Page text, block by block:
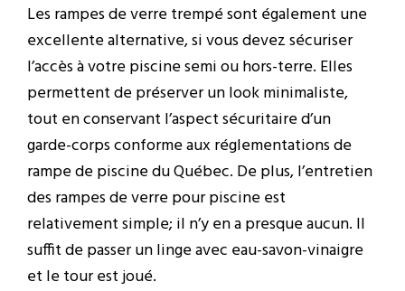
Les rampes de verre trempé sont également une
excellente alternative, si vous devez sécuriser
l’accès à votre piscine semi ou hors-terre. Elles
permettent de préserver un look minimaliste,
tout en conservant l’aspect sécuritaire d’un
garde-corps conforme aux réglementations de
rampe de piscine du Québec. De plus, l’entretien
des rampes de verre pour piscine est
relativement simple; il n’y en a presque aucun. Il
suffit de passer un linge avec eau-savon-vinaigre
et le tour est joué.